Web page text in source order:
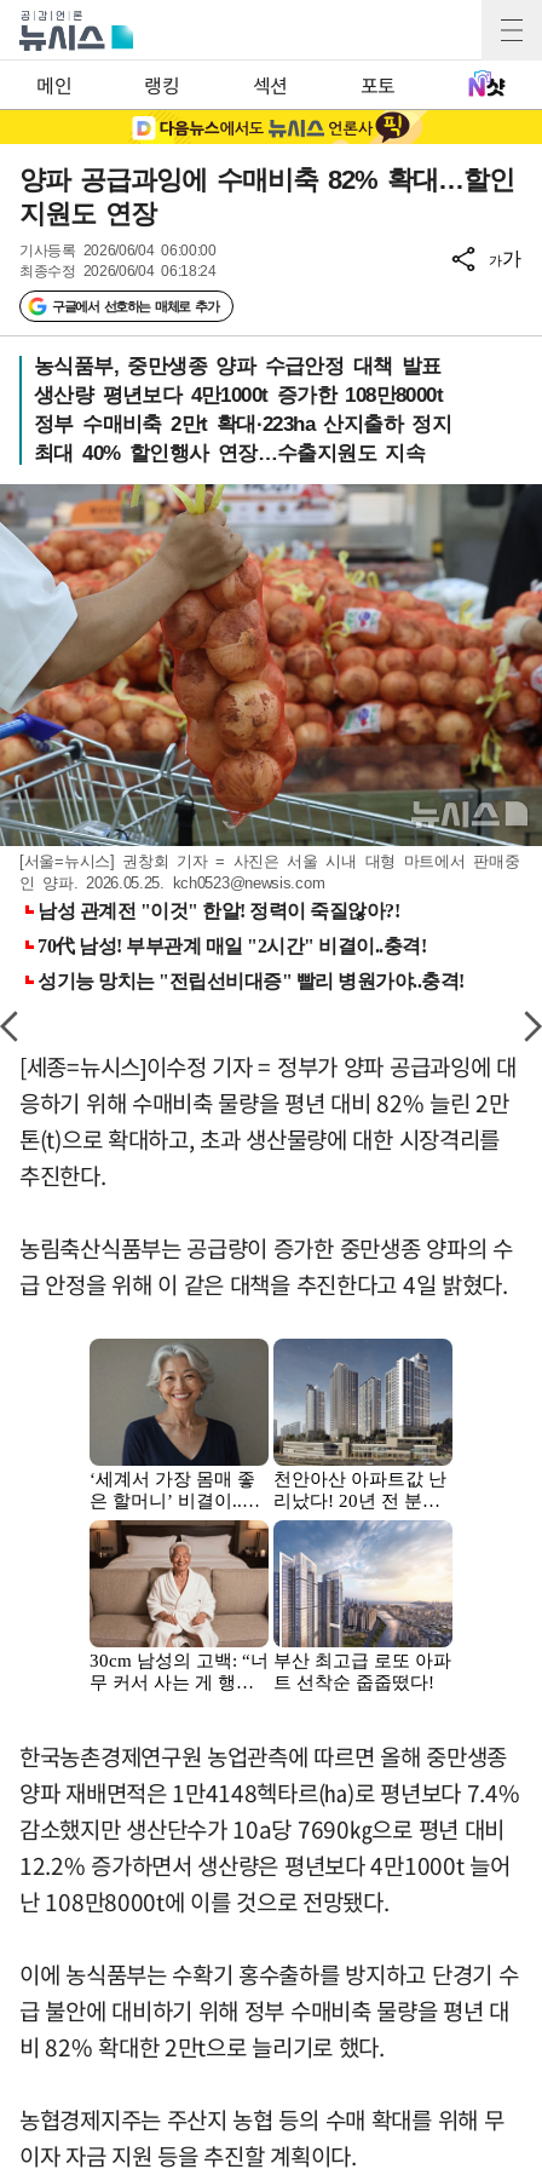
메인 랭킹 섹션 포토
양파 공급과잉에 수매비축 82% 확대…할인
지원도 연장
기사등록 2026/06/04 06:00:00
최종수정 2026/06/04 06:18:24
구글에서 선호하는 매체로 추가
가가
농식품부, 중만생종 양파 수급안정 대책 발표
생산량 평년보다 4만1000t 증가한 108만8000t
정부 수매비축 2만t 확대·223ha 산지출하 정지
최대 40% 할인행사 연장…수출지원도 지속
[서울=뉴시스] 권창회 기자 = 사진은 서울 시내 대형 마트에서 판매중
인 양파. 2026.05.25. kch0523@newsis.com
[세종=뉴시스]이수정 기자 = 정부가 양파 공급과잉에 대
응하기 위해 수매비축 물량을 평년 대비 82% 늘린 2만
톤(t)으로 확대하고, 초과 생산물량에 대한 시장격리를
추진한다.
농림축산식품부는 공급량이 증가한 중만생종 양파의 수
급 안정을 위해 이 같은 대책을 추진한다고 4일 밝혔다.
한국농촌경제연구원 농업관측에 따르면 올해 중만생종
양파 재배면적은 1만4148헥타르(㏊)로 평년보다 7.4%
감소했지만 생산단수가 10a당 7690㎏으로 평년 대비
12.2% 증가하면서 생산량은 평년보다 4만1000t 늘어
난 108만8000t에 이를 것으로 전망됐다.
이에 농식품부는 수확기 홍수출하를 방지하고 단경기 수
급 불안에 대비하기 위해 정부 수매비축 물량을 평년 대
비 82% 확대한 2만t으로 늘리기로 했다.
농협경제지주는 주산지 농협 등의 수매 확대를 위해 무
이자 자금 지원 등을 추진할 계획이다.